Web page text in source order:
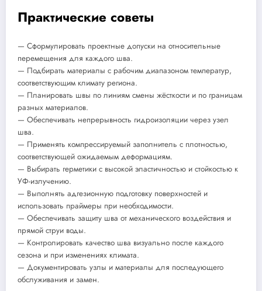
Практические советы
— Сформулировать проектные допуски на относительные
перемещения для каждого шва.
— Подбирать материалы с рабочим диапазоном температур,
соответствующим климату региона.
— Планировать швы по линиям смены жёсткости и по границам
разных материалов.
— Обеспечивать непрерывность гидроизоляции через узел
шва.
— Применять компрессируемый заполнитель с плотностью,
соответствующей ожидаемым деформациям.
— Выбирать герметики с высокой эластичностью и стойкостью к
УФ-излучению.
— Выполнять адгезионную подготовку поверхностей и
использовать праймеры при необходимости.
— Обеспечивать защиту шва от механического воздействия и
прямой струи воды.
— Контролировать качество шва визуально после каждого
сезона и при изменениях климата.
— Документировать узлы и материалы для последующего
обслуживания и замен.